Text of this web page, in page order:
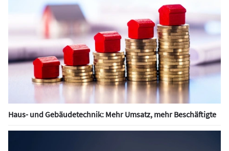
Haus- und Gebäudetechnik: Mehr Umsatz, mehr Beschäftigte